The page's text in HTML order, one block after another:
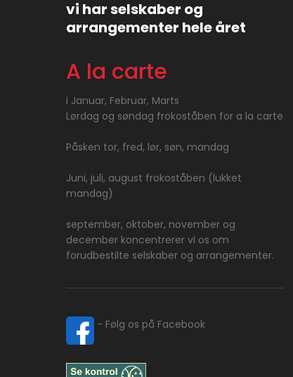
vi har selskaber og
arrangementer hele året
A la carte
i​ Januar, Februar, Marts
Lørdag og søndag frokoståben for a la carte
Påsken tor, fred, lør, søn, mandag
Juni, juli, august frokoståben (lukket
mandag)
​september, oktober, november og
december koncentrerer vi os om
forudbestilte selskaber ​og arrangementer.
​ - Følg os på Facebook